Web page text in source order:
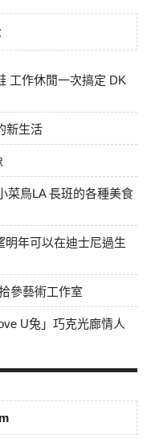
工作休閒一次搞定 DK
新生活
菜鳥LA 長班的各種美食
明年可以在迪士尼過生
參藝術工作室
U兔」巧克光廊情人